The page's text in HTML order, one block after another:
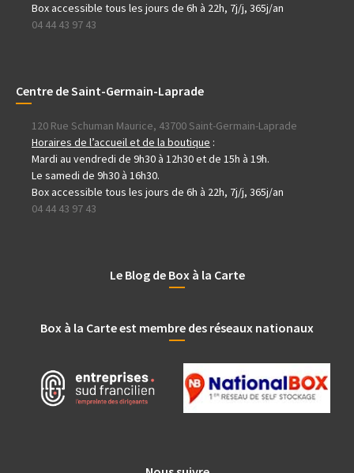
Box accessible tous les jours de 6h à 22h, 7j/j, 365j/an
04 44 43 97 43
Centre de Saint-Germain-Laprade
120 Rue Schuman Maurice, 43700 Saint-Germain-Laprade
Horaires de l’accueil et de la boutique :
Mardi au vendredi de 9h30 à 12h30 et de 15h à 19h.
Le samedi de 9h30 à 16h30.
Box accessible tous les jours de 6h à 22h, 7j/j, 365j/an
04 44 43 97 43
Le Blog de Box à la Carte
Box à la Carte est membre des réseaux nationaux